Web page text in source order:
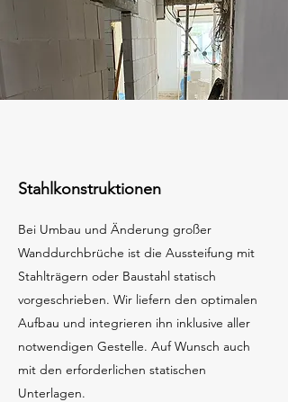
Stahlkonstruktionen
Bei Umbau und Änderung großer
Wanddurchbrüche ist die Aussteifung mit
Stahlträgern oder Baustahl statisch
vorgeschrieben. Wir liefern den optimalen
Aufbau und integrieren ihn inklusive aller
notwendigen Gestelle. Auf Wunsch auch
mit den erforderlichen statischen
Unterlagen.